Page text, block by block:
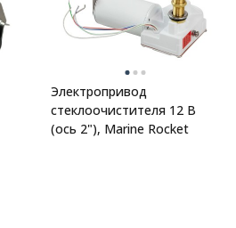
Электропривод
стеклоочистителя 12 В
(ось 2"), Marine Rocket